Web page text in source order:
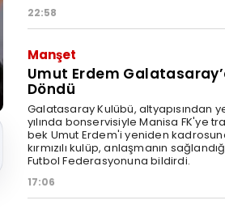
22:58
Manşet
Umut Erdem
Döndü
Galatasaray Kulübü, altyapısından
yılında bonservisiyle Manisa FK'ye
bek Umut Erdem'i yeniden
kırmızılı kulüp, anlaşmanın
Futbol Federasyonuna bildirdi.
17:06